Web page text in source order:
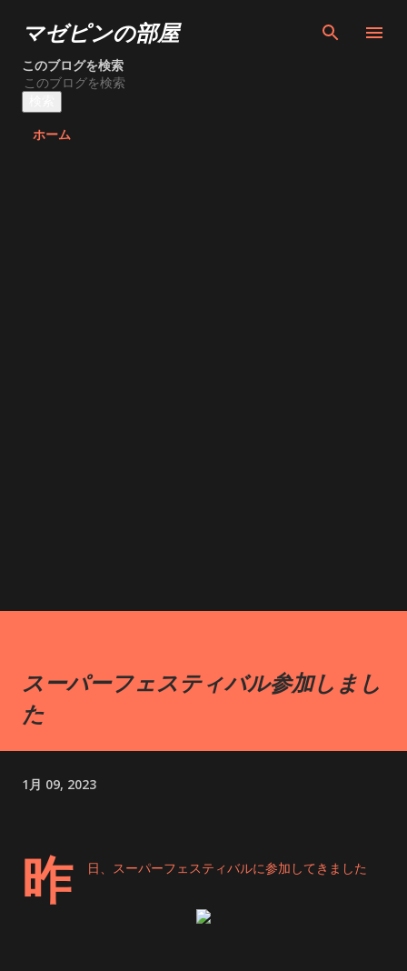
スキップしてメイン コンテンツに移動
マゼピンの部屋
このブログを検索
ホーム
スーパーフェスティバル参加しまし
た
1月 09, 2023
昨 日、 スーパーフェスティバルに参加してきました